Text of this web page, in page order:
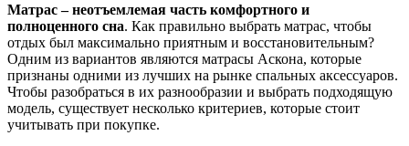
Матрас – неотъемлемая часть комфортного и
полноценного сна. Как правильно выбрать матрас, чтобы
отдых был максимально приятным и восстановительным?
Одним из вариантов являются матрасы Аскона, которые
признаны одними из лучших на рынке спальных аксессуаров.
Чтобы разобраться в их разнообразии и выбрать подходящую
модель, существует несколько критериев, которые стоит
учитывать при покупке.